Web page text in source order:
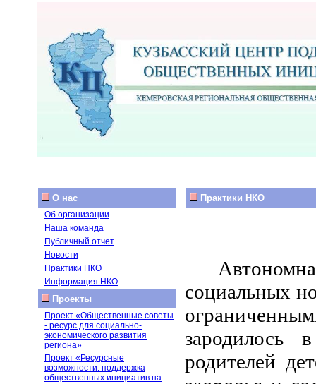
О нас
Об организации
Наша команда
Публичный отчет
Новости
Практики НКО
Информация НКО
Проекты
Проект «Общественные советы
- ресурс для социально-
экономического развития
региона»
Проект «Ресурсные
возможности: поддержка
общественных инициатив на
Практики НКО
социальных
зародилось
родителей